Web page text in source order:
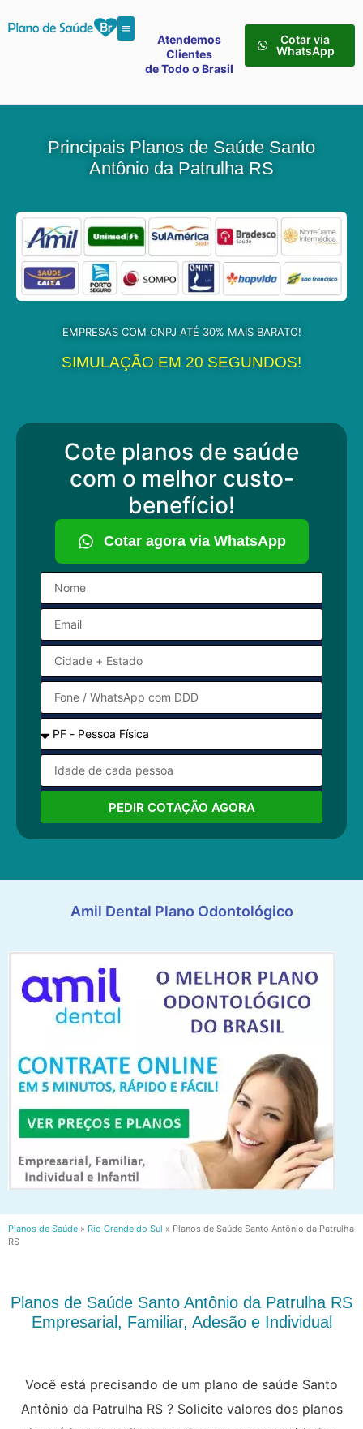
Atendemos
Clientes
de Todo o Brasil
Cotar via
WhatsApp
Principais Planos de Saúde Santo
Antônio da Patrulha RS
EMPRESAS COM CNPJ ATÉ 30% MAIS BARATO!
SIMULAÇÃO EM 20 SEGUNDOS!
Cote planos de saúde
com o melhor custo-
benefício!
Cotar agora via WhatsApp
PEDIR COTAÇÃO AGORA
Amil Dental Plano Odontológico
Planos de Saúde » Rio Grande do Sul » Planos de Saúde Santo Antônio da Patrulha
RS
Planos de Saúde Santo Antônio da Patrulha RS
Empresarial, Familiar, Adesão e Individual
Você está precisando de um plano de saúde Santo
Antônio da Patrulha RS ? Solicite valores dos planos